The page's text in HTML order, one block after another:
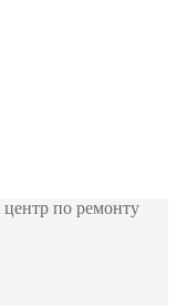
по ремонту